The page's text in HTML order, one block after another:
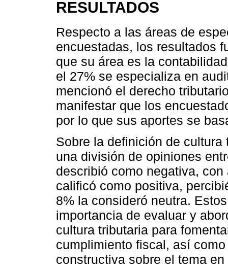
RESULTADOS
Respecto a las áreas de
encuestadas, los resultados
que su área es la
el 27% se especializa en
mencionó el derecho
manifestar que los
por lo que sus aportes se
Sobre la definición de
una división de opiniones
describió como negativa,
calificó como positiva,
8% la consideró neutra.
importancia de evaluar y
cultura tributaria para
cumplimiento fiscal, así
constructiva sobre el tema en